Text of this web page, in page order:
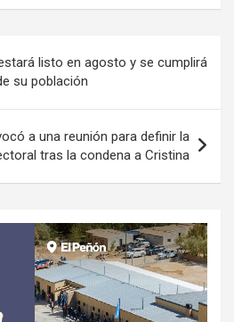
listo en agosto y se cumplirá
su población
a una reunión para definir la
tras la condena a Cristina